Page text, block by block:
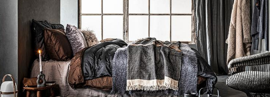
Tendance
Interieurs Scandinaves
La Décoration Selon Votre Signe Astrologique
Les Trouvailles Déco Du Jour
Loft
Maison Appartement Écologique
Maison Container/container House
Maison D'hôtes
Maison Et Appartement Vintage
On Décode La Déco